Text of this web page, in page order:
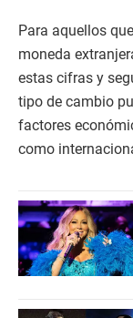
Para aquellos
moneda
estas cifras y
tipo de cambio
factores
como